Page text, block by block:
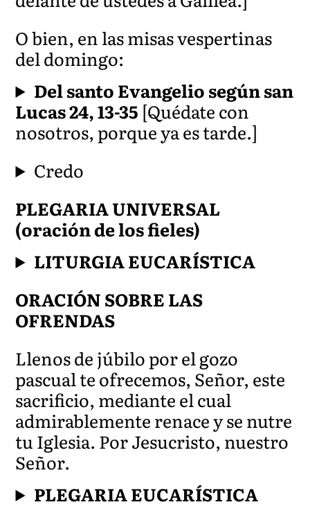
O bien, en las misas vespertinas
del domingo:
Del santo Evangelio según san
Lucas 24, 13-35 [Quédate con
nosotros, porque ya es tarde.]
Credo
PLEGARIA UNIVERSAL
(oración de los fieles)
LITURGIA EUCARÍSTICA
ORACIÓN SOBRE LAS
OFRENDAS
Llenos de júbilo por el gozo
pascual te ofrecemos, Señor, este
sacrificio, mediante el cual
admirablemente renace y se nutre
tu Iglesia. Por Jesucristo, nuestro
Señor.
PLEGARIA EUCARÍSTICA